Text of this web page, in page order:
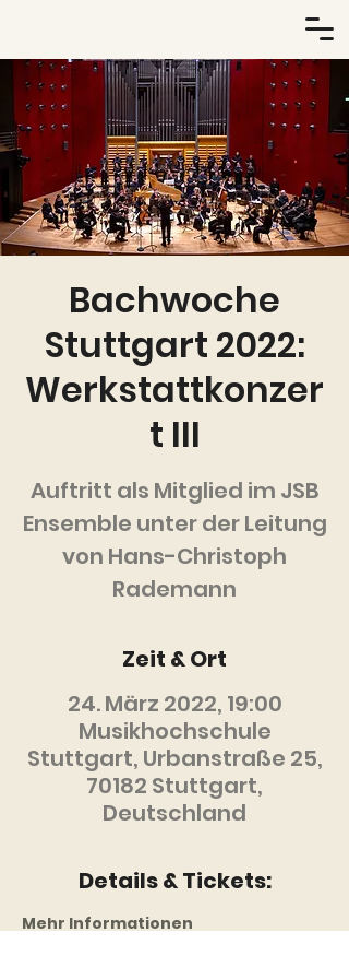
Bachwoche
Stuttgart 2022:
Werkstattkonzer
t III
Auftritt als Mitglied im JSB
Ensemble unter der Leitung
von Hans-Christoph
Rademann
Zeit & Ort
24. März 2022, 19:00
Musikhochschule
Stuttgart, Urbanstraße 25,
70182 Stuttgart,
Deutschland
Details & Tickets:
Mehr Informationen